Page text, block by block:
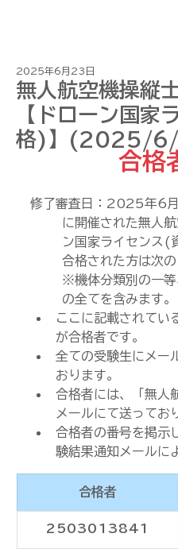
無人航空機操縦
【ドローン国家
格)】(2025/
2025年6月23日
合格
修了審査日：2025年6
に開催された無人
ン国家ライセンス(
合格された方は次の
※機体分類別の一等
の全てを含みます。
ここに記載されてい
が合格者です。
全ての受験生にメー
おります。
合格者には、「無人
メールにて送ってお
合格者の番号を掲示
験結果通知メールに
合格者
2503013841